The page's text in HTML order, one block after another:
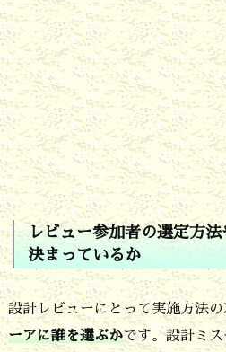
は
明
確
に
決
ま
て
い
か
レビュー参加者の選定方
決まっているか
設計レビューにとって実施方法
ーアに誰を選ぶかです。設計ミ